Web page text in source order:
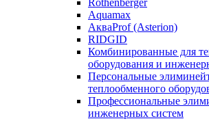
Rothenberger
Aquamax
АкваProf (Asterion)
RIDGID
Комбинированные для
оборудования и
Персональные
теплообменного
Профессиональные
инженерных систем